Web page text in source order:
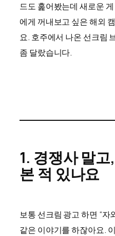
드도 훑어봤는데 새로운
에게 꺼내보고 싶은 해외
요. 호주에서 나온 선크림
좀 달랐습니다.
1. 경쟁사 말고
본 적 있나요
보통 선크림 광고 하면 “자
같은 이야기를 하잖아요.